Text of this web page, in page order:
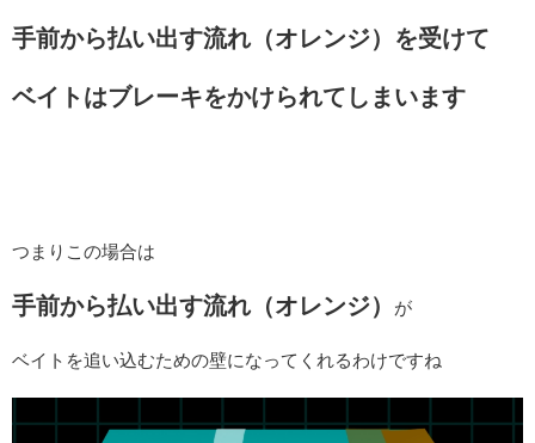
手前から払い出す流れ（オレンジ）を受けて
ベイトはブレーキをかけられてしまいます
つまりこの場合は
手前から払い出す流れ（オレンジ） が
ベイトを追い込むための壁になってくれるわけですね